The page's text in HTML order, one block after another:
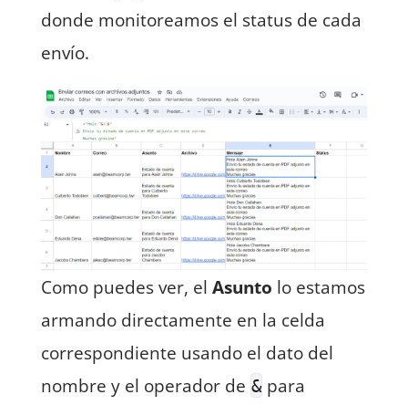
donde monitoreamos el status de cada
envío.
Como puedes ver, el Asunto lo estamos
armando directamente en la celda
correspondiente usando el dato del
nombre y el operador de &para